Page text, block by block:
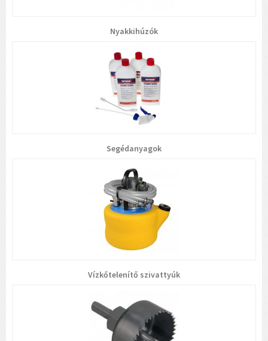
Nyakkihúzók
Segédanyagok
Vízkőtelenítő szivattyúk